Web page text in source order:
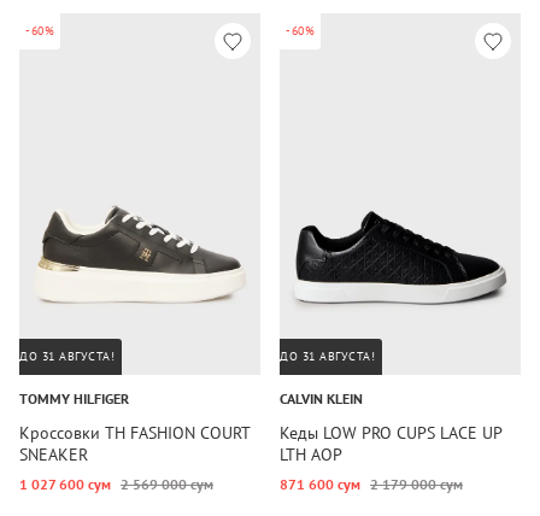
-60%
ДО 31 АВГУСТА!
TOMMY HILFIGER
Кроссовки TH FASHION COURT
SNEAKER
1 027 600 сум 2 569 000 сум
-60%
ДО 31 АВГУСТА!
CALVIN KLEIN
Кеды LOW PRO CUPS LACE UP
LTH AOP
871 600 сум 2 179 000 сум